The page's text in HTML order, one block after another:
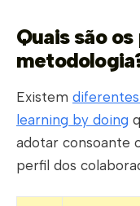
Quais são
Existem
learning by doing
adotar consoante
perfil dos